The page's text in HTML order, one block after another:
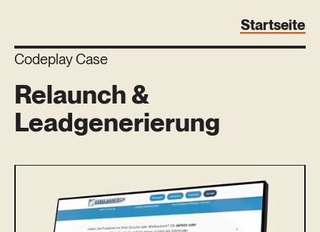
Startseite
Codeplay Case
Relaunch &
Leadgenerierung